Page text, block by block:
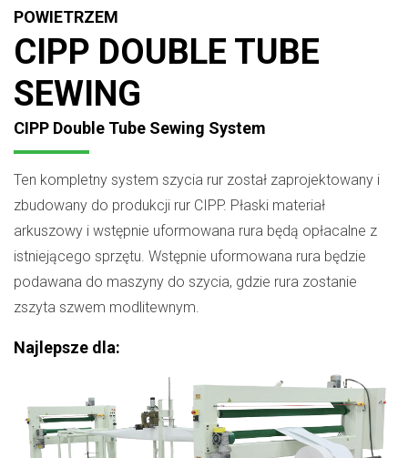
POWIETRZEM
CIPP DOUBLE TUBE
SEWING
CIPP Double Tube Sewing System
Ten kompletny system szycia rur został zaprojektowany i
zbudowany do produkcji rur CIPP. Płaski materiał
arkuszowy i wstępnie uformowana rura będą opłacalne z
istniejącego sprzętu. Wstępnie uformowana rura będzie
podawana do maszyny do szycia, gdzie rura zostanie
zszyta szwem modlitewnym.
Najlepsze dla: